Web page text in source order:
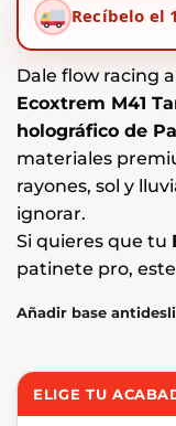
Recíbelo el
Dale flow racing
Ecoxtrem M41
holográfico de
materiales
rayones, sol y
ignorar.
Si quieres que tu
patinete pro,
Añadir base
ELIGE TU